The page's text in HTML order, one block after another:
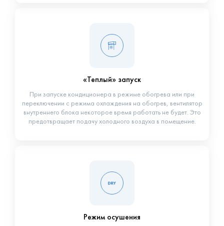
«Теплый» запуск
При запуске кондиционера в режиме обогрева или при
переключении с режима охлаждения на обогрев, вентилятор
внутреннего блока некоторое время работать не будет. Это
предотвращает подачу холодного воздуха в помещение.
Режим осушения